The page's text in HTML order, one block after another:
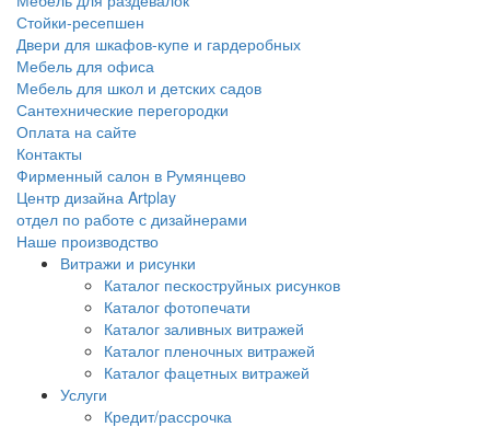
Стойки-ресепшен
Двери для шкафов-купе и гардеробных
Мебель для офиса
Мебель для школ и детских садов
Сантехнические перегородки
Оплата на сайте
Контакты
Фирменный салон в Румянцево
Центр дизайна Artplay
отдел по работе с дизайнерами
Наше производство
Витражи и рисунки
Каталог пескоструйных рисунков
Каталог фотопечати
Каталог заливных витражей
Каталог пленочных витражей
Каталог фацетных витражей
Услуги
Кредит/рассрочка